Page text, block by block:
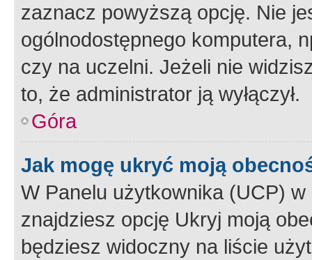
zaznacz powyższą opcję. Nie
ogólnodostępnego komputera,
czy na uczelni. Jeżeli nie
to, że administrator ją wyłączył.
Góra
Jak mogę ukryć moją
W Panelu użytkownika (UCP) w
znajdziesz opcję Ukryj moją
będziesz widoczny na liście